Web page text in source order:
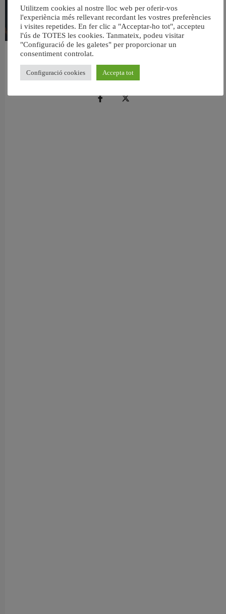
València reforça la neteja de les platges per a l’eclipsi solar del 12 d’agost
5 agost, 2026
Utilitzem cookies al nostre lloc web per oferir-vos
l'experiència més rellevant recordant les vostres preferències
i visites repetides. En fer clic a "Acceptar-ho tot", accepteu
l'ús de TOTES les cookies. Tanmateix, podeu visitar
"Configuració de les galetes" per proporcionar un
consentiment controlat.
Configuració cookies Accepta tot